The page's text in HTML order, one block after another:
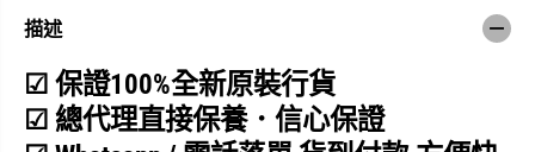
門
W
S
4
S
S
1
4
S
描述
☑ 保證100%全新原裝行貨
☑ 總代理直接保養．信心保證